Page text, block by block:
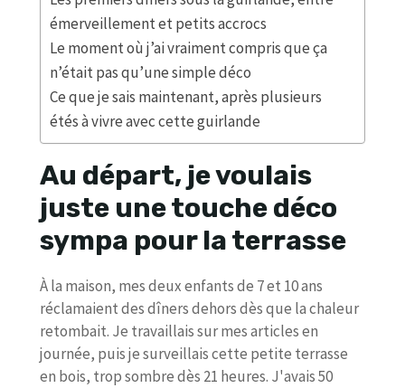
émerveillement et petits accrocs
Le moment où j’ai vraiment compris que ça
n’était pas qu’une simple déco
Ce que je sais maintenant, après plusieurs
étés à vivre avec cette guirlande
Au départ, je voulais
juste une touche déco
sympa pour la terrasse
À la maison, mes deux enfants de 7 et 10 ans
réclamaient des dîners dehors dès que la chaleur
retombait. Je travaillais sur mes articles en
journée, puis je surveillais cette petite terrasse
en bois, trop sombre dès 21 heures. J'avais 50